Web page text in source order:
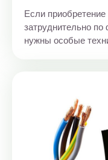
Если
затруднительно
нужны особые